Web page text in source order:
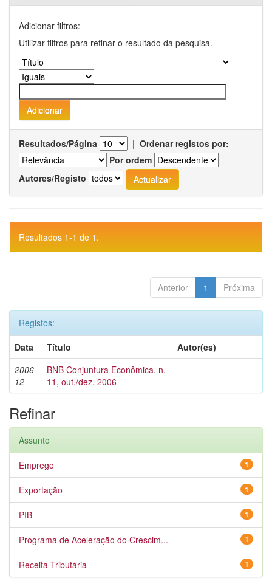
Adicionar filtros:
Utilizar filtros para refinar o resultado da pesquisa.
Resultados/Página | Ordenar registos por:
Por ordem
Autores/Registo
Resultados 1-1 de 1.
Anterior 1 Próxima
Registos:
Data
Título
Autor(es)
2006-
12
BNB Conjuntura Econômica, n.
11, out./dez. 2006
-
Refinar
Assunto
1
Emprego
1
Exportação
1
PIB
1
Programa de Aceleração do Crescim...
1
Receita Tributária